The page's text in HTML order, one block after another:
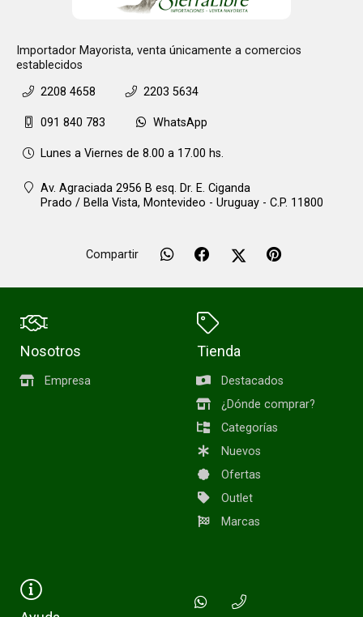
Importador Mayorista, venta únicamente a comercios
establecidos
2208 4658
2203 5634
091 840 783 WhatsApp
Lunes a Viernes de 8.00 a 17.00 hs.
Av. Agraciada 2956 B esq. Dr. E. Ciganda
Prado / Bella Vista, Montevideo - Uruguay - C.P. 11800
Compartir
Nosotros
Empresa
Tienda
Destacados
¿Dónde comprar?
Categorías
Nuevos
Ofertas
Outlet
Marcas